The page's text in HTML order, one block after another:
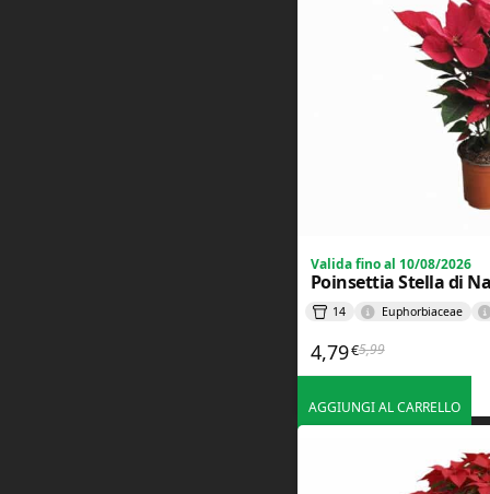
Valida fino al 10/08/2026
Poinsettia Stella di
14 Euphorbiaceae
5,99Il prezzo originale
4,79€ Il prezzo attuale
AGGIUNGI AL CARRELLO
e
n
t
e
r
GittoGarden
Mondello
PA